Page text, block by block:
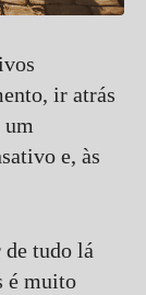
ir atrás
um
e, às
de tudo lá
é muito